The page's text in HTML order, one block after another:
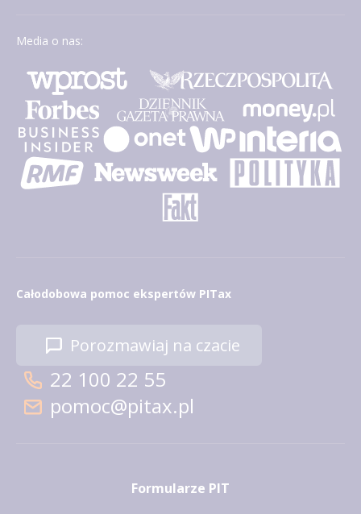
Media o nas:
Całodobowa pomoc ekspertów PITax
Porozmawiaj na czacie
22 100 22 55
pomoc@pitax.pl
Formularze PIT